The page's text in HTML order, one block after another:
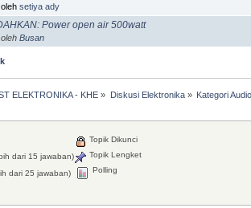
setiya ady
Power open air 500watt
Busan
ELEKTRONIKA - KHE » Diskusi Elektronika» Kategori Audio
dari 15 jawaban)
dari 25 jawaban)
Topik Dikunci
Topik Lengket
Polling